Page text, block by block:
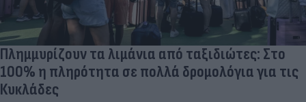
Πλημμυρίζουν τα λιμάνια από ταξιδιώτες: Στο
100% η πληρότητα σε πολλά δρομολόγια για τις
Κυκλάδες